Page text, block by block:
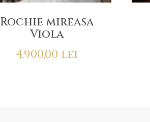
Rochie mireasa
Viola
4.900,00 lei